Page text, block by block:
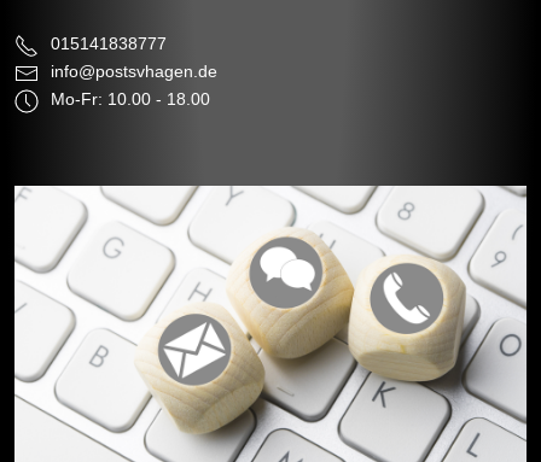
015141838777
info@postsvhagen.de
Mo-Fr: 10.00 - 18.00